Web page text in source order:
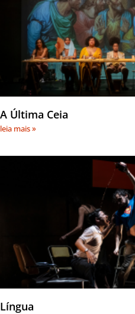
A Última Ceia
leia mais »
Língua